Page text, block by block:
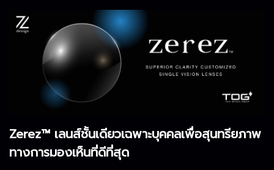
Zerez™ เลนส์ชั้นเดียวเฉพาะบุคคลเพื่อสุนทรียภาพ
ทางการมองเห็นที่ดีที่สุด